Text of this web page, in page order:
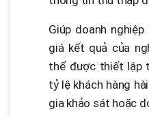
Giúp doanh
giá kết quả của
thể được thiết lập
tỷ lệ khách hàng
gia khảo sát hoặc